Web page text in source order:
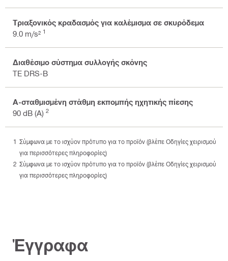
Τριαξονικός κραδασμός για καλέμισμα σε σκυρόδεμα
9.0 m/s² 1
Διαθέσιμο σύστημα συλλογής σκόνης
TE DRS-B
Α-σταθμισμένη στάθμη εκπομπής ηχητικής πίεσης
90 dB (A) 2
Σύμφωνα με το ισχύον πρότυπο για το προϊόν (βλέπε Οδηγίες χειρισμού
για περισσότερες πληροφορίες)
Σύμφωνα με το ισχύον πρότυπο για το προϊόν (βλέπε Οδηγίες χειρισμού
για περισσότερες πληροφορίες)
Έγγραφα